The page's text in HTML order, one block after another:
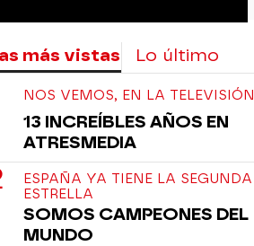
más vistas Lo último
NOS VEMOS, EN LA TELEVISIÓN
13 INCREÍBLES AÑOS EN
ATRESMEDIA
ESPAÑA YA TIENE LA SEGUNDA
ESTRELLA
SOMOS CAMPEONES DEL
MUNDO